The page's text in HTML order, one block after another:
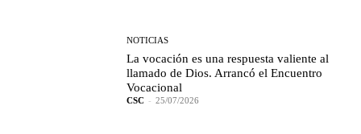
NOTICIAS
La vocación es una respuesta valiente al
llamado de Dios. Arrancó el Encuentro
Vocacional
CSC - 25/07/2026